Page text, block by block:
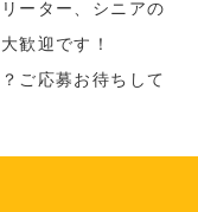
ーター、シニアの
歓迎です！
ご応募お待ちして